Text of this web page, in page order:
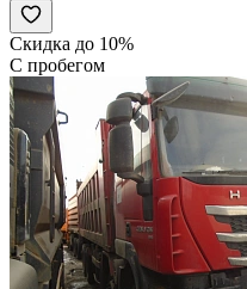
Скидка до 10%
С пробегом